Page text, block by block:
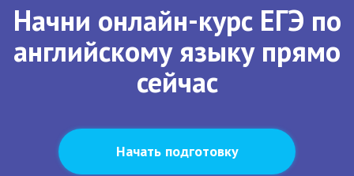
Начни онлайн-курс ЕГЭ по
английскому языку прямо
сейчас
Начать подготовку